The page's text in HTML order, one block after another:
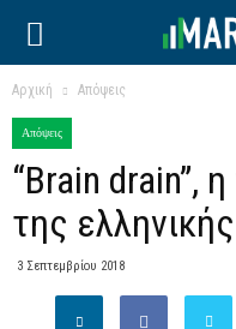
Αρχική Απόψεις
Απόψεις
“Brain drain”,
της
3 Σεπτεμβρίου 2018